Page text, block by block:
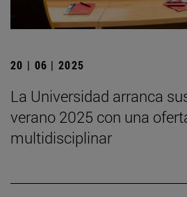
20 | 06 | 2025
La Universidad arranca
verano 2025 con una
multidisciplinar